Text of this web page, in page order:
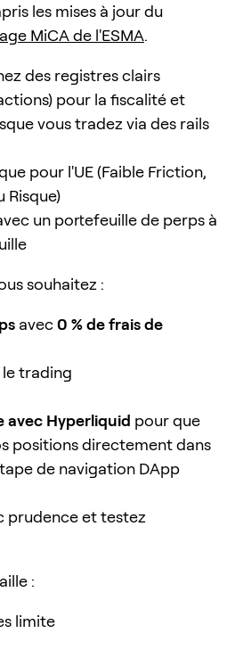
les mises à jour du
MiCA de l'ESMA.
des registres clairs
pour la fiscalité et
vous tradez via des rails
pour l'UE (Faible Friction,
Risque)
un portefeuille de perps à
souhaitez :
avec0 % de frais de
trading
avec Hyperliquid pour que
positions directement dans
de navigation DApp
prudence et testez
:
limite